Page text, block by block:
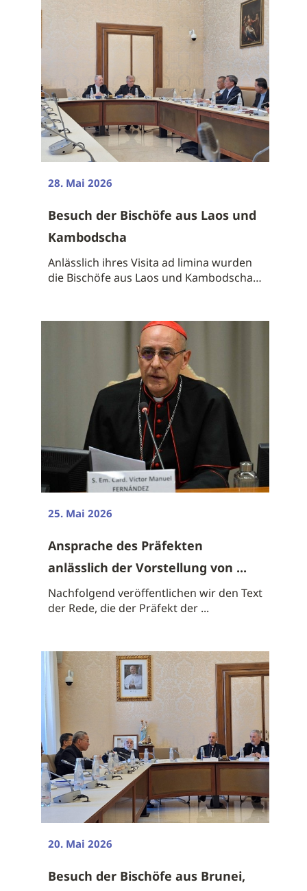
28. Mai 2026
Besuch der Bischöfe aus Laos und
Kambodscha
Anlässlich ihres Visita ad limina wurden
die Bischöfe aus Laos und Kambodscha
25. Mai 2026
Ansprache des Präfekten
anlässlich der Vorstellung von ...
Nachfolgend veröffentlichen wir den Text
der Rede, die der Präfekt der ...
20. Mai 2026
Besuch der Bischöfe aus Brunei,